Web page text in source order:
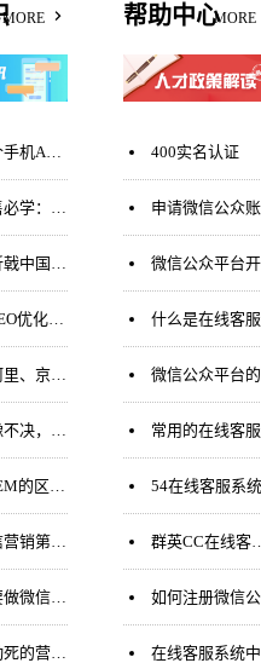
MORE
要多少钱？
反悔，怎么办？
服”还是战略失误？
键词排名会骤降？
2019“寒冬”要看你够不够“独”！
样搞定！
在哪里?该如何选择？
方服务骗局
，原来玩转如此赚钱
信和微淘的那些事
帮助中心MORE
400实名认证
申请微信公众账号需要准备哪些资料?
微信公众平台开发问题汇总
什么是在线客
微信公众平台的请求数是什么意思呢？
常用的在线客服系统都有哪些？
54在线客服系统申请与使用方
群英CC在线客服系统申请与使用方法
如何注册微信公众号
在线客服系统中QQ灰色状态显示怎么办？